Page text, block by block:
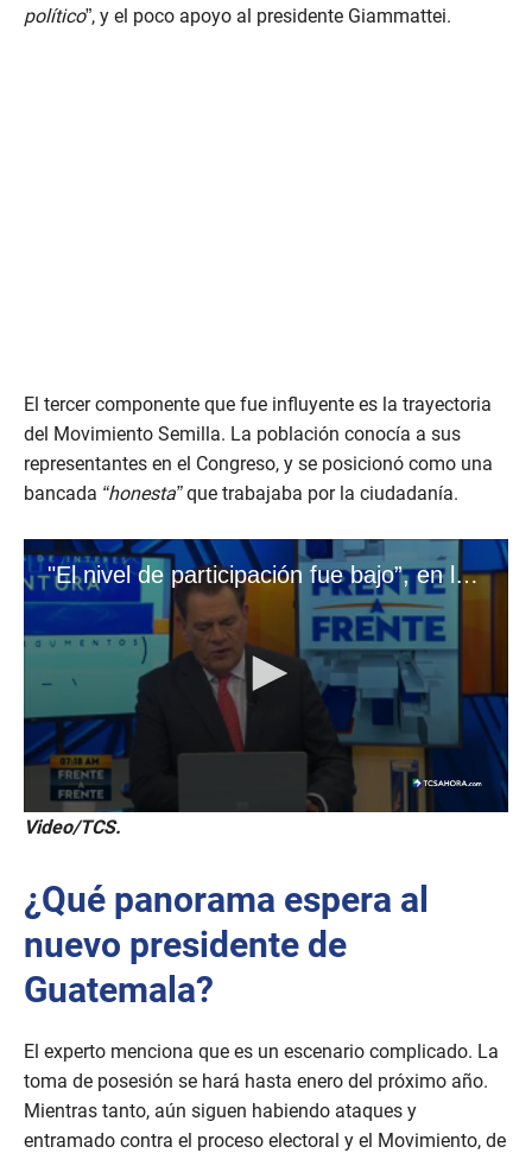
político”, y el poco apoyo al presidente Giammattei.
El tercer componente que fue influyente es la trayectoria
del Movimiento Semilla. La población conocía a sus
representantes en el Congreso, y se posicionó como una
bancada “honesta”que trabajaba por la ciudadanía.
Video/TCS.
¿Qué panorama espera al
nuevo presidente de
Guatemala?
El experto menciona que es un escenario complicado. La
toma de posesión se hará hasta enero del próximo año.
Mientras tanto, aún siguen habiendo ataques y
entramado contra el proceso electoral y el Movimiento, de